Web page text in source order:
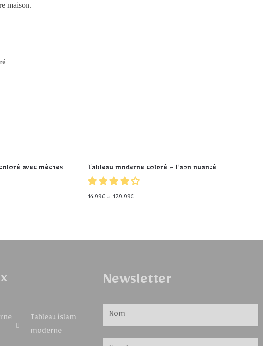
maison.
avec mèches
Tableau moderne coloré – Faon nuancé
14.99€– 129.99€
Tableau islam
moderne
Newsletter